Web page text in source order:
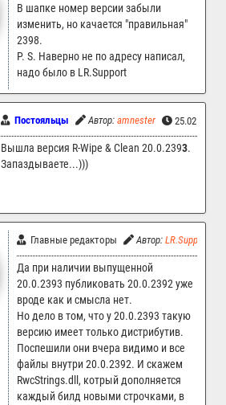
В шапке номер версии забыли
изменить, но качается "правильная"
2398.
P. S. Наверно не по адресу написал,
надо было в LR.Support
Постояльцы Автор: amnester 25.02.2023
Вышла версия R-Wipe & Clean 20.0.2393.
Запаздываете...)))
Главные редакторы Автор: LR.Support
Да при наличии выпущенной
20.0.2393 публиковать 20.0.2392 уже
вроде как и смысла нет.
Но дело в том, что у 20.0.2393 такую
версию имеет только дистрибутив.
Поспешили они вчера видимо и все
файлы внутри 20.0.2392. И скажем
RwcStrings.dll, котрый дополняется
каждый билд новыми строчками, в